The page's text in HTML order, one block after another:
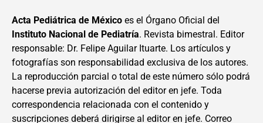
Acta Pediátrica de México es el Órgano Oficial del
Instituto Nacional de Pediatría. Revista bimestral. Editor
responsable: Dr. Felipe Aguilar Ituarte. Los artículos y
fotografías son responsabilidad exclusiva de los autores.
La reproducción parcial o total de este número sólo podrá
hacerse previa autorización del editor en jefe. Toda
correspondencia relacionada con el contenido y
suscripciones deberá dirigirse al editor en jefe. Correo